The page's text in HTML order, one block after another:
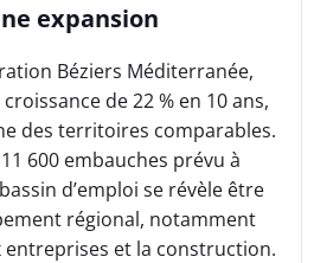
expansion
Béziers Méditerranée,
de 22 % en 10 ans,
des territoires comparables.
600 embauches prévu à
d’emploi se révèle être
régional, notamment
entreprises et la construction.